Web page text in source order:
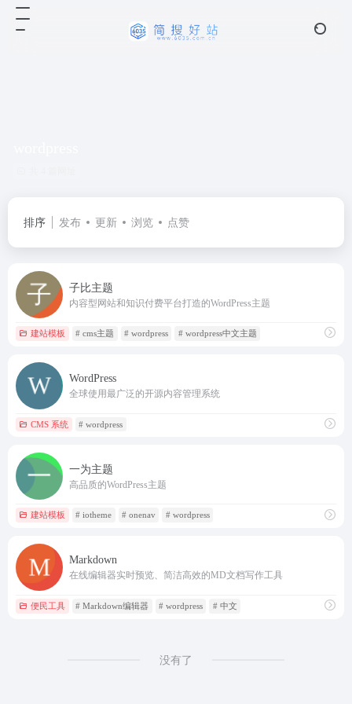
排序 发布 更新 浏览 点赞
子比主题
内容型网站和知识付费平台打造的WordPress主题
建站模板 # cms主题 # wordpress # wordpress中文主题
WordPress
全球使用最广泛的开源内容管理系统
CMS 系统 # wordpress
一为主题
高品质的WordPress主题
建站模板 # iotheme # onenav # wordpress
Markdown
在线编辑器实时预览、简洁高效的MD文档写作工具
便民工具 # Markdown编辑器 # wordpress # 中文
没有了